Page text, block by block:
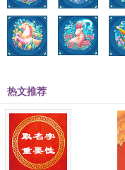
测算
中国有名
咨询微信
热文推荐